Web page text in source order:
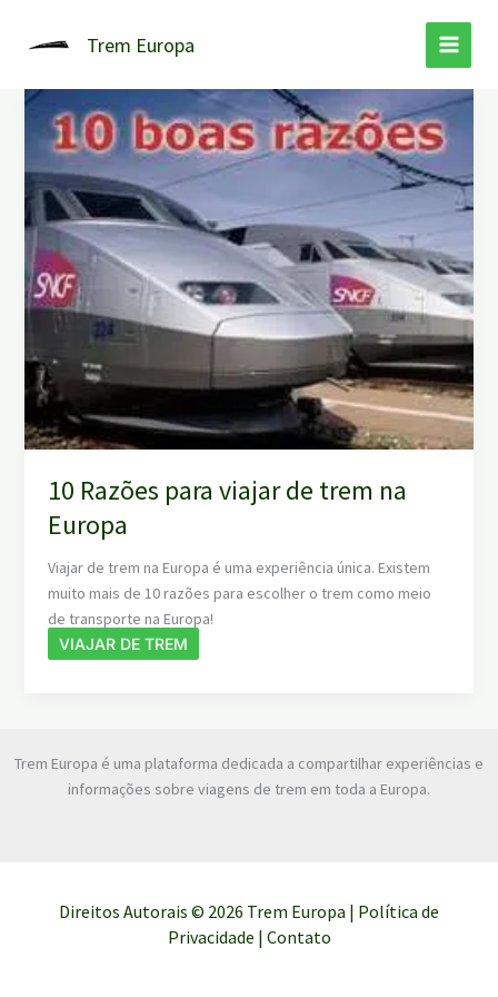
conteúdo
Trem Europa
10 Razões para viajar de trem na
Europa
Viajar de trem na Europa é uma experiência única. Existem
muito mais de 10 razões para escolher o trem como meio
de transporte na Europa!
VIAJAR DE TREM
Trem Europa é uma plataforma dedicada a compartilhar experiências e
informações sobre viagens de trem em toda a Europa.
Direitos Autorais © 2026 Trem Europa | Política de
Privacidade | Contato